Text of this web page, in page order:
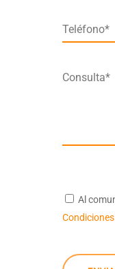
Teléfono*
Consulta*
Al
Condiciones